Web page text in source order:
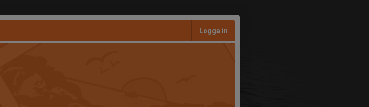
Logga in